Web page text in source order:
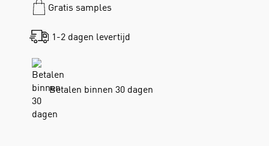
Gratis samples
1-2 dagen levertijd
Betalen binnen 30 dagen